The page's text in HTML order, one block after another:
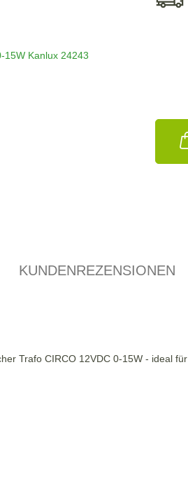
KUNDENREZENSIONEN
Trafo CIRCO 12VDC 0-15W - ideal